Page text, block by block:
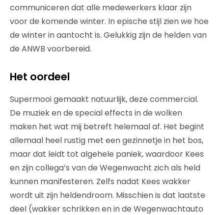
communiceren dat alle medewerkers klaar zijn
voor de komende winter. In epische stijl zien we hoe
de winter in aantocht is. Gelukkig zijn de helden van
de ANWB voorbereid.
Het oordeel
Supermooi gemaakt natuurlijk, deze commercial.
De muziek en de special effects in de wolken
maken het wat mij betreft helemaal af. Het begint
allemaal heel rustig met een gezinnetje in het bos,
maar dat leidt tot algehele paniek, waardoor Kees
en zijn collega’s van de Wegenwacht zich als held
kunnen manifesteren. Zelfs nadat Kees wakker
wordt uit zijn heldendroom. Misschien is dat laatste
deel (wakker schrikken en in de Wegenwachtauto